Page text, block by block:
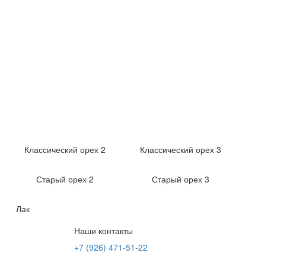
Классический орех 2 Классический орех 3
Старый орех 2 Старый орех 3
Лак
Наши контакты
+7 (926) 471-51-22